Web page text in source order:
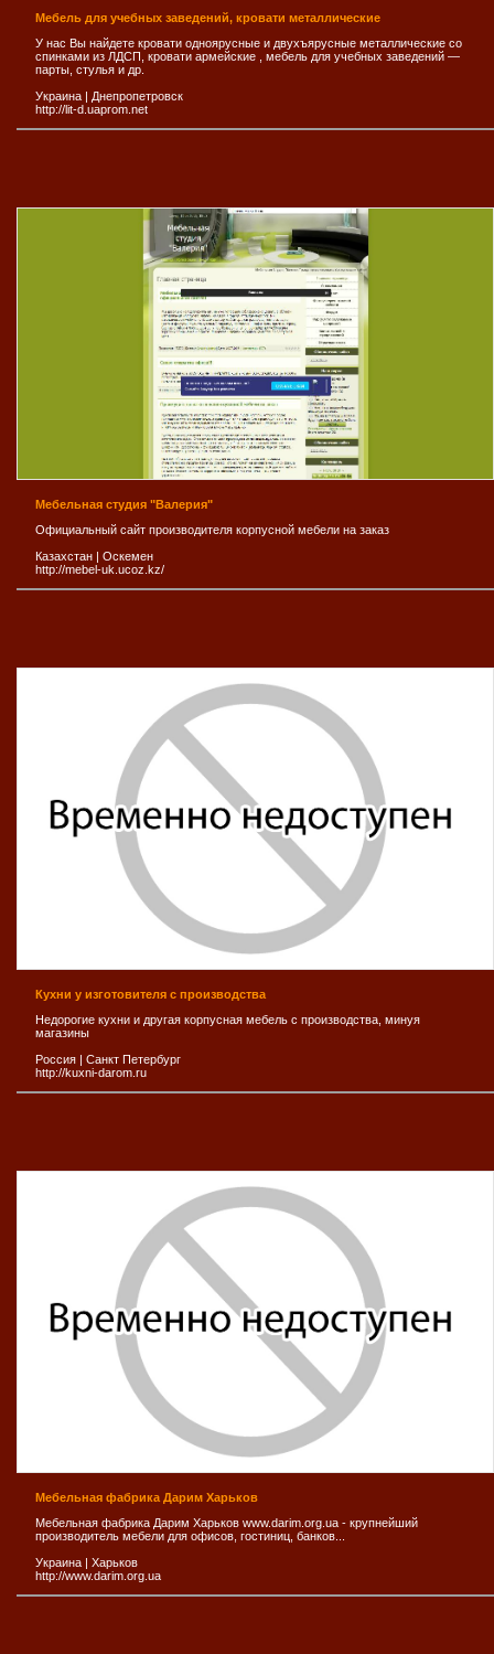
Мебель для учебных заведений, кровати металлические
У нас Вы найдете кровати одноярусные и двухъярусные металлические со
спинками из ЛДСП, кровати армейские , мебель для учебных заведений —
парты, стулья и др.
Украина
Днепропетровск
http://lit-d.uaprom.net
Мебельная студия "Валерия"
Официальный сайт производителя корпусной мебели на заказ
Казахстан | Оскемен
http://mebel-uk.ucoz.kz/
Кухни у изготовителя с производства
Недорогие кухни и другая корпусная мебель с производства, минуя
магазины
Россия | Санкт Петербург
http://kuxni-darom.ru
Мебельная фабрика Дарим Харьков
Мебельная фабрика Дарим Харьков www.darim.org.ua - крупнейший
производитель мебели для офисов, гостиниц, банков...
Украина | Харьков
http://www.darim.org.ua